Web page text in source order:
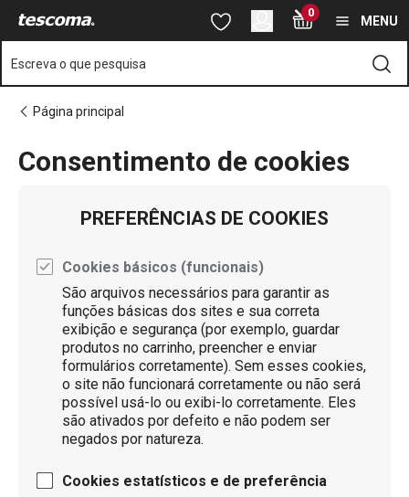
Saltar para o conteúdo principal
Saltar para a pesquisa
Saltar para a navegação 0
MENU
Escreva o que pesquisa
Página principal
Consentimento de cookies
PREFERÊNCIAS DE COOKIES
Cookies básicos (funcionais)
São arquivos necessários para garantir as
funções básicas dos sites e sua correta
exibição e segurança (por exemplo, guardar
produtos no carrinho, preencher e enviar
formulários corretamente). Sem esses cookies,
o site não funcionará corretamente ou não será
possível usá-lo ou exibi-lo corretamente. Eles
são ativados por defeito e não podem ser
negados por natureza.
Cookies estatísticos e de preferência